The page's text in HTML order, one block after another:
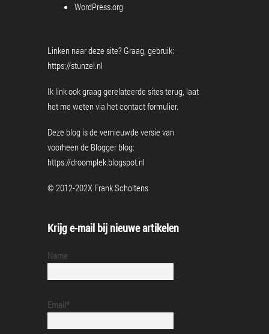
WordPress.org
Linken naar deze site? Graag, gebruik:
https://stunzel.nl
Ik link ook graag gerelateerde sites terug, laat
het me weten via hetcontact formulier.
Deze blog is de vernieuwde versie van
voorheen de Blogger blog:
https://droomplek.blogspot.nl
© 2012-202X Frank Scholtens
Krijg e-mail bij nieuwe artikelen
Name
Email*